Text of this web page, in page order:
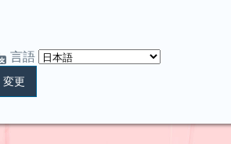
言語